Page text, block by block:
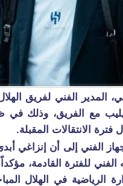
المدير الفني لفريق
مع الفريق، وذلك في
الانتقالات المقبلة.
الفني إلى أن إنزاغي
للفترة القادمة،
الرياضية في الهلال